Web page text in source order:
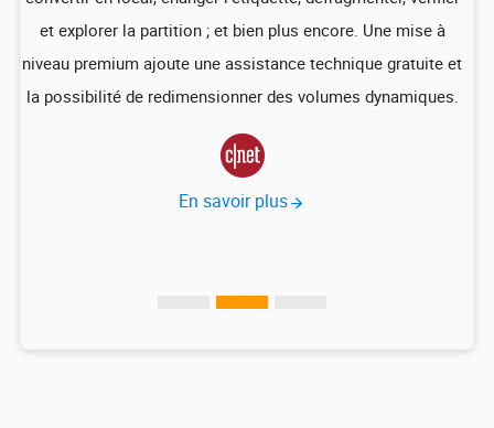
et explorer la partition ; et bien plus encore. Une mise à
niveau premium ajoute une assistance technique gratuite et
la possibilité de redimensionner des volumes dynamiques.

En savoir plus